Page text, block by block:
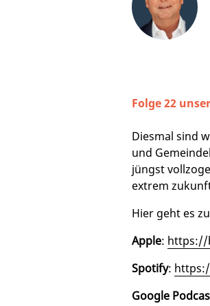
Folge 22
Diesmal sind
und
jüngst
extrem
Hier geht es
Apple: https://
Spotify:
Google